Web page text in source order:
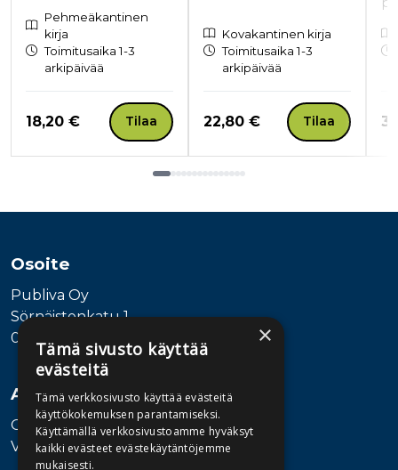
Pehmeäkantinen
kirja
Toimitusaika 1-3
arkipäivää
Hinta nyt
18,20 € Tilaa
Kovakantinen kirja
Toimitusaika 1-3
arkipäivää
Hinta nyt
22,80 € Tilaa
Osoite
Publiva Oy
Sörnäistenkatu 1
00580 Helsinki
Asiakaspalvelu
Ota yhteyttä
Vaihde: 010 345100
×
Tämä sivusto käyttää
evästeitä
Tämä verkkosivusto käyttää evästeitä
käyttökokemuksen parantamiseksi.
Käyttämällä verkkosivustoamme hyväksyt
kaikki evästeet evästekäytäntöjemme
mukaisesti.